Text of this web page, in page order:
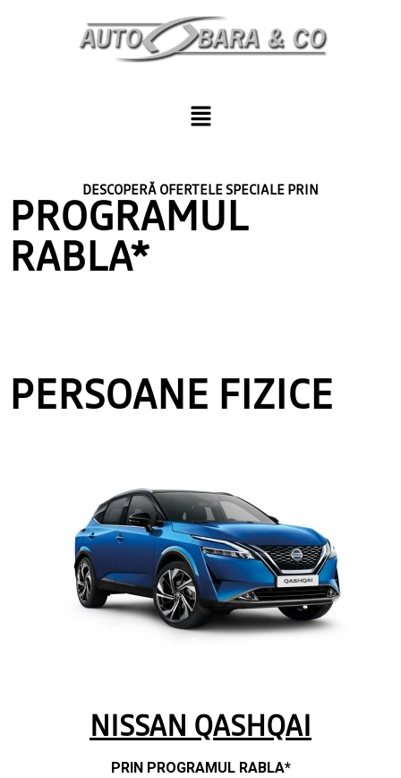
DESCOPERĂ OFERTELE SPECIALE PRIN
PROGRAMUL
RABLA*
PERSOANE FIZICE
NISSAN QASHQAI
PRIN PROGRAMUL RABLA*